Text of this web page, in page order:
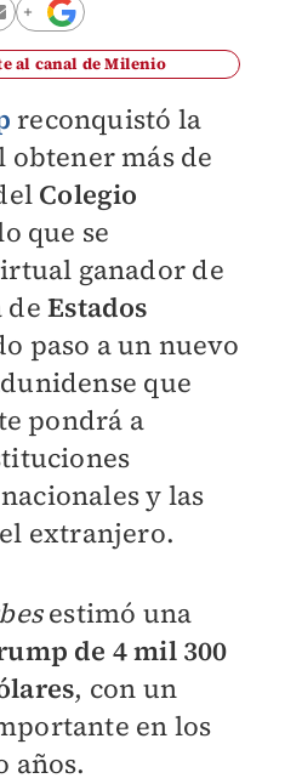
al canal de Milenio
reconquistó la
obtener más de
Colegio
que se
ganador de
deEstados
paso a un nuevo
que
pondrá a
y las
extranjero.
estimó una
de 4 mil 300
, con un
en los
años.